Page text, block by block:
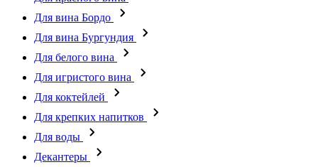
Для вина Бордо
Для вина Бургундия
Для белого вина
Для игристого вина
Для коктейлей
Для крепких напитков
Для воды
Декантеры